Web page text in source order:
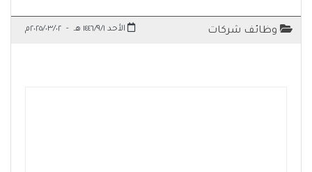
وظائف شركات الأحد ١٤٤٦/٩/١ هـ - ٢٠٢٥/٠٣/٠٢م